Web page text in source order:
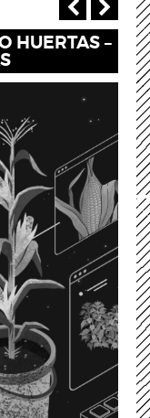
‹
HUERTAS –